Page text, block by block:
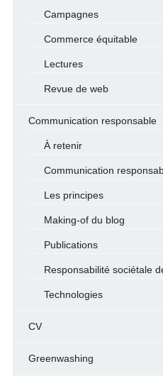
Campagnes
Commerce équitable
Lectures
Revue de web
Communication responsable
À retenir
Communication
Les principes
Making-of du blog
Publications
Responsabilité sociétale
Technologies
CV
Greenwashing